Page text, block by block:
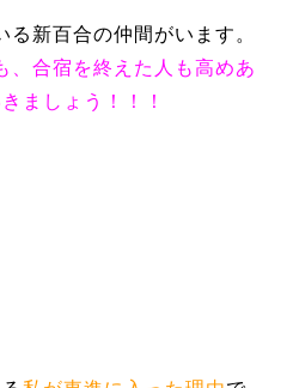
新百合の仲間がいます。
、合宿を終えた人も高めあ
ましょう！！！